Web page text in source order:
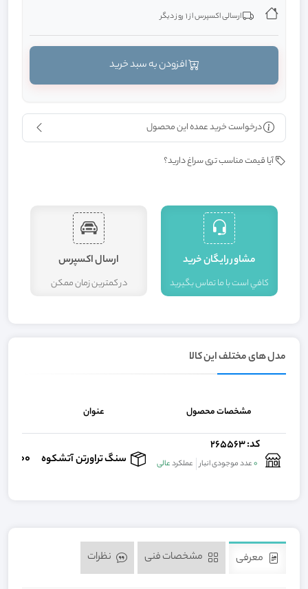
ارسالی اکسپرس از 1 روز دیگر
درخواست خرید عمده این محصول
آیا قیمت مناسب تری سراغ دارید؟
مشاور رايگان خريد
کافي است با ما تماس بگيريد
ارسال اکسپرس
در کمترين زمان ممکن
مدل های مختلف این کالا
مشخصات محصول عنوان
کد: 265563
0عدد موجودی انبار عملکردعالی سنگ تراورتن آتشکوه
معرفی